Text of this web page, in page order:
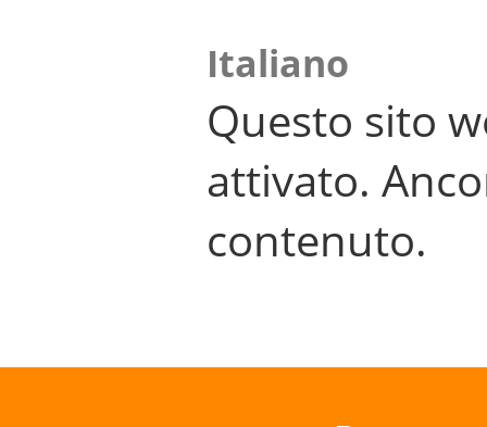
Italiano
Questo sito
attivato.
contenuto.